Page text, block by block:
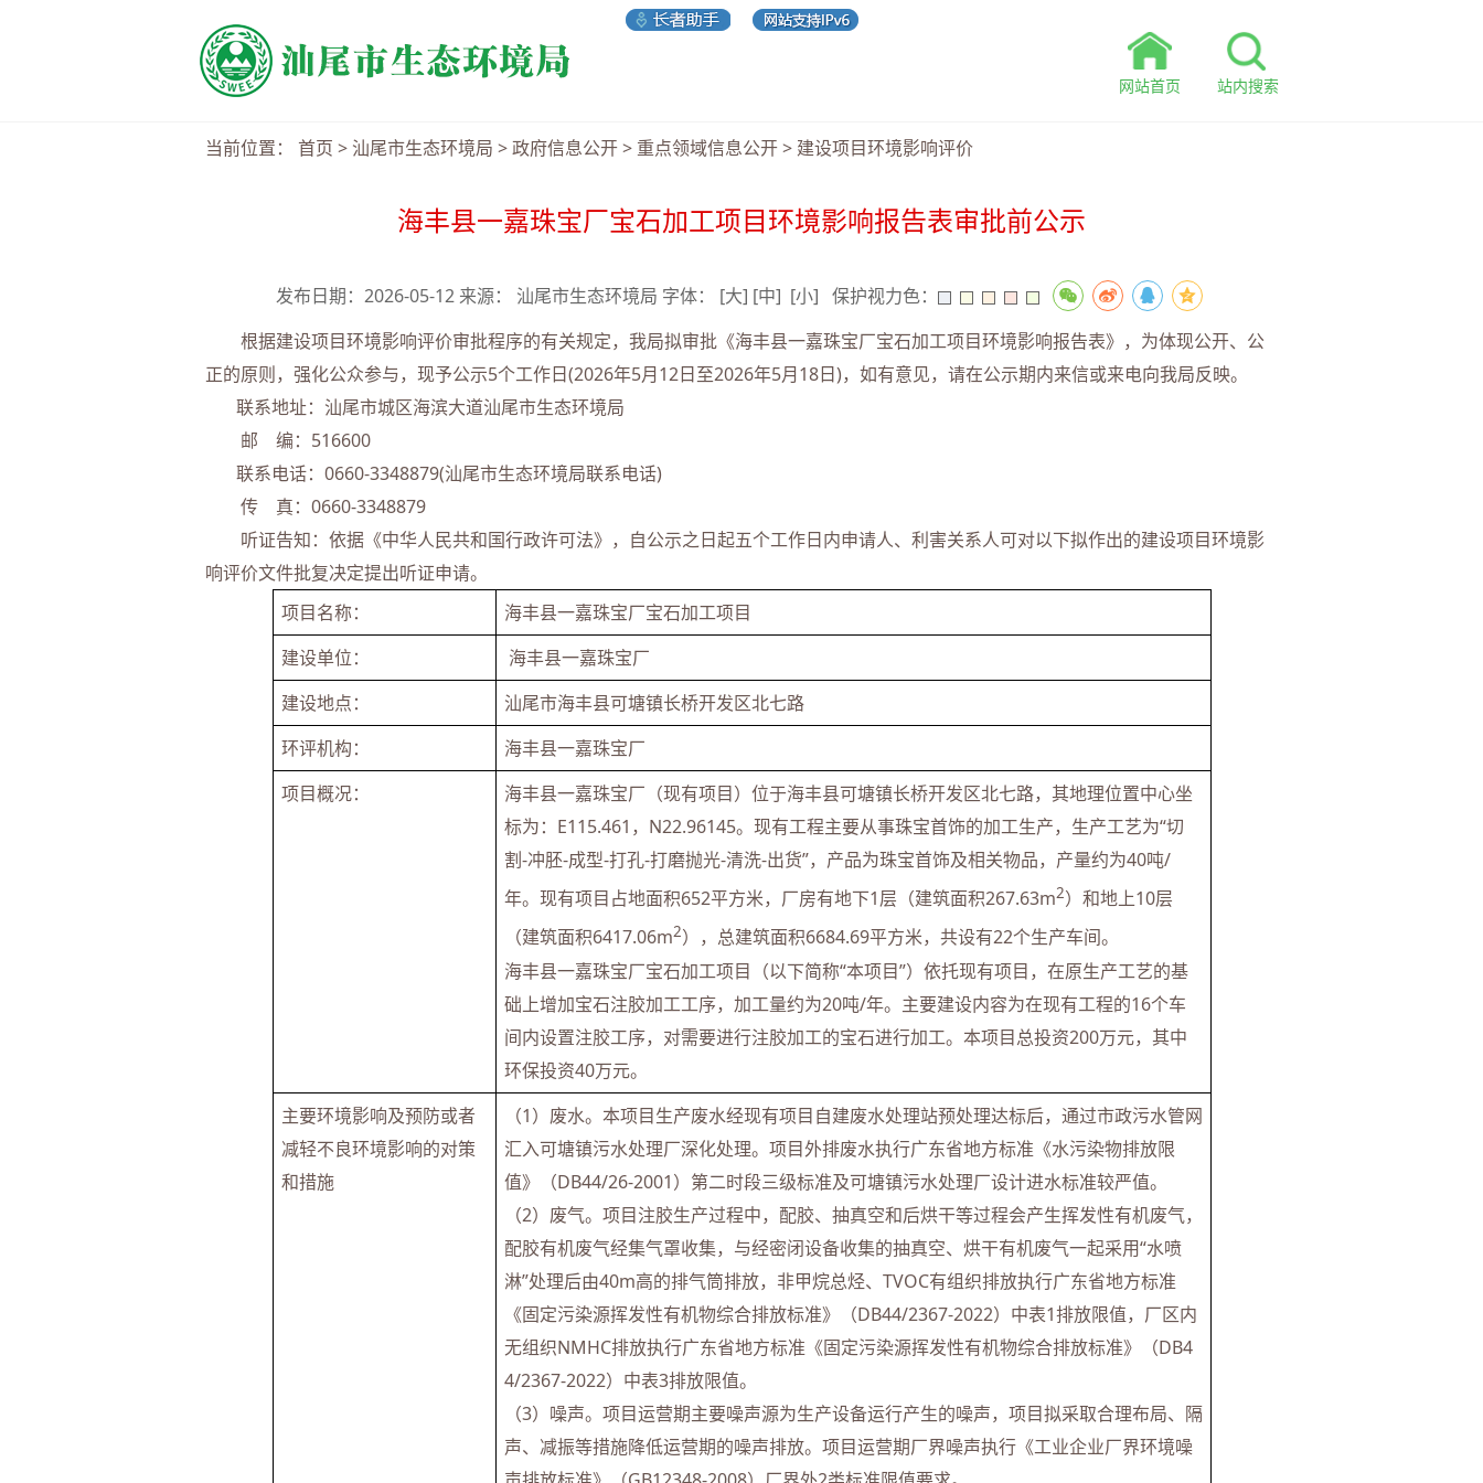
网站首页 站内搜索
当前位置： 首页 > 汕尾市生态环境局 >政府信息公开> 重点领域信息公开> 建设项目环境影响评价
海丰县一嘉珠宝厂宝石加工项目环境影响报告表审批前公示
发布日期：2026-05-12 来源： 汕尾市生态环境局 字体： [大] [中] [小] 保护视力色：
根据建设项目环境影响评价审批程序的有关规定，我局拟审批《海丰县一嘉珠宝厂宝石加工项目环境影响报告表》，为体现公开、公
正的原则，强化公众参与，现予公示5个工作日(2026年5月12日至2026年5月18日)，如有意见，请在公示期内来信或来电向我局反映。
联系地址：汕尾市城区海滨大道汕尾市生态环境局
邮 编：516600
联系电话：0660-3348879(汕尾市生态环境局联系电话)
传 真：0660-3348879
听证告知：依据《中华人民共和国行政许可法》，自公示之日起五个工作日内申请人、利害关系人可对以下拟作出的建设项目环境影
响评价文件批复决定提出听证申请。
项目名称：
海丰县一嘉珠宝厂宝石加工项目
建设单位：
海丰县一嘉珠宝厂
建设地点：
汕尾市海丰县可塘镇长桥开发区北七路
环评机构：
海丰县一嘉珠宝厂
项目概况：
海丰县一嘉珠宝厂（现有项目）位于海丰县可塘镇长桥开发区北七路，其地理位置中心坐
标为：E115.461，N22.96145。现有工程主要从事珠宝首饰的加工生产，生产工艺为“切
割-冲胚-成型-打孔-打磨抛光-清洗-出货”，产品为珠宝首饰及相关物品，产量约为40吨/
年。现有项目占地面积652平方米，厂房有地下1层（建筑面积267.63m2）和地上10层
（建筑面积6417.06m2），总建筑面积6684.69平方米，共设有22个生产车间。
海丰县一嘉珠宝厂宝石加工项目（以下简称“本项目”）依托现有项目，在原生产工艺的基
础上增加宝石注胶加工工序，加工量约为20吨/年。主要建设内容为在现有工程的16个车
间内设置注胶工序，对需要进行注胶加工的宝石进行加工。本项目总投资200万元，其中
环保投资40万元。
主要环境影响及预防或者
减轻不良环境影响的对策
和措施
（1）废水。本项目生产废水经现有项目自建废水处理站预处理达标后，通过市政污水管网
汇入可塘镇污水处理厂深化处理。项目外排废水执行广东省地方标准《水污染物排放限
值》（DB44/26-2001）第二时段三级标准及可塘镇污水处理厂设计进水标准较严值。
（2）废气。项目注胶生产过程中，配胶、抽真空和后烘干等过程会产生挥发性有机废气，
配胶有机废气经集气罩收集，与经密闭设备收集的抽真空、烘干有机废气一起采用“水喷
淋”处理后由40m高的排气筒排放，非甲烷总烃、TVOC有组织排放执行广东省地方标准
《固定污染源挥发性有机物综合排放标准》（DB44/2367-2022）中表1排放限值，厂区内
无组织NMHC排放执行广东省地方标准《固定污染源挥发性有机物综合排放标准》（DB4
4/2367-2022）中表3排放限值。
（3）噪声。项目运营期主要噪声源为生产设备运行产生的噪声，项目拟采取合理布局、隔
声、减振等措施降低运营期的噪声排放。项目运营期厂界噪声执行《工业企业厂界环境噪